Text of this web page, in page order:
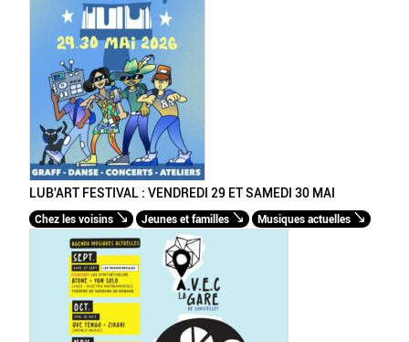
LUB'ART FESTIVAL : VENDREDI 29 ET SAMEDI 30 MAI
Chez les voisins Jeunes et familles Musiques actuelles